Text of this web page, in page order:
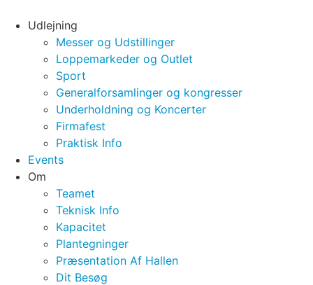
Udlejning
Messer og Udstillinger
Loppemarkeder og Outlet
Sport
Generalforsamlinger og kongresser
Underholdning og Koncerter
Firmafest
Praktisk Info
Events
Om
Teamet
Teknisk Info
Kapacitet
Plantegninger
Præsentation Af Hallen
Dit Besøg